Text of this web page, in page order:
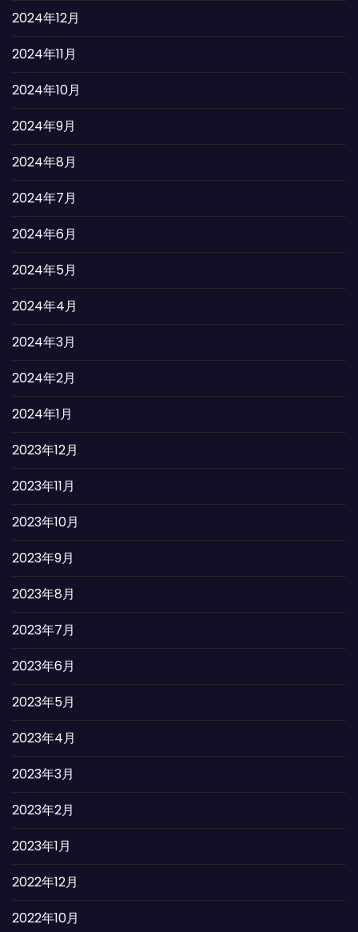
2024年12月
2024年11月
2024年10月
2024年9月
2024年8月
2024年7月
2024年6月
2024年5月
2024年4月
2024年3月
2024年2月
2024年1月
2023年12月
2023年11月
2023年10月
2023年9月
2023年8月
2023年7月
2023年6月
2023年5月
2023年4月
2023年3月
2023年2月
2023年1月
2022年12月
2022年10月